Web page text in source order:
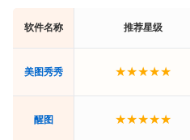
软件名称 推荐星级
美图秀秀 ★★★★★
醒图 ★★★★★